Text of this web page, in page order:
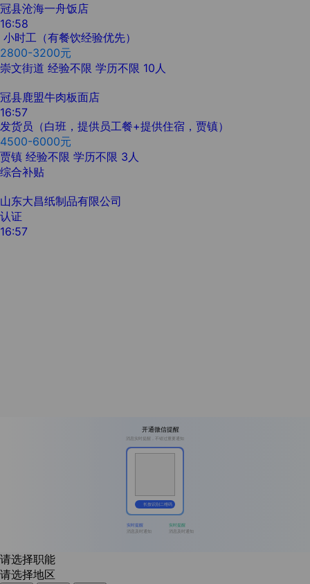
冠县沧海一舟饭店
16:58
小时工（有餐饮经验优先）
2800-3200元
崇文街道 经验不限 学历不限 10人
冠县鹿盟牛肉板面店
16:57
发货员（白班，提供员工餐+提供住宿，贾镇）
4500-6000元
贾镇 经验不限 学历不限 3人
综合补贴
山东大昌纸制品有限公司
认证
16:57
开通微信提醒
消息实时提醒，不错过重要通知
长按识别二维码
实时提醒
消息及时通知
实时提醒
消息及时通知
请选择职能
请选择地区